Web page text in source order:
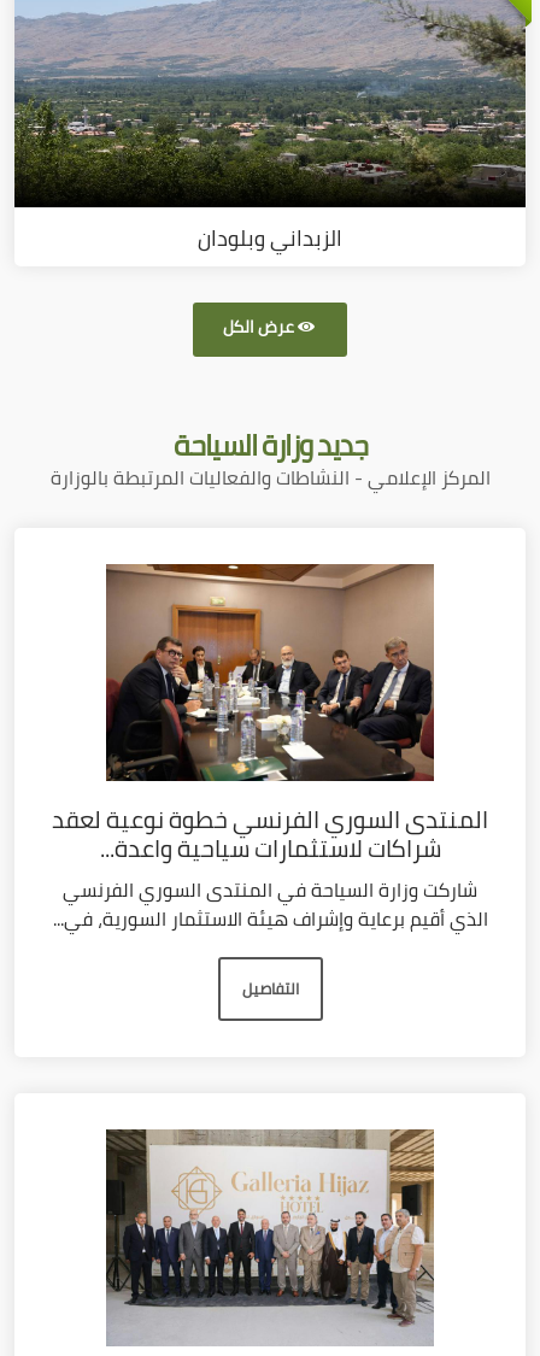
الزبداني وبلودان
عرض الكل
جديدوزارة السياحة
المركز الإعلامي - النشاطات والفعاليات المرتبطة بالوزارة
المنتدى السوري الفرنسي خطوة نوعية لعقد
شراكات لاستثمارات سياحية واعدة...
شاركت وزارة السياحة في المنتدى السوري الفرنسي
الذي أقيم برعاية وإشراف هيئة الاستثمار السورية، في...
التفاصيل